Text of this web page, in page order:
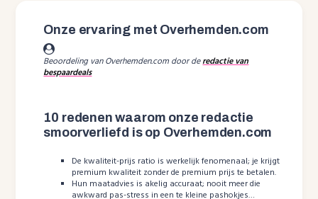
Onze ervaring met Overhemden.com
Beoordeling van Overhemden.com door deredactie van
bespaardeals
10 redenen waarom onze redactie
smoorverliefd is op Overhemden.com
De kwaliteit-prijs ratio is werkelijk fenomenaal; je krijgt
premium kwaliteit zonder de premium prijs te betalen.
Hun maatadvies is akelig accuraat; nooit meer die
awkward pas-stress in een te kleine pashokjes…